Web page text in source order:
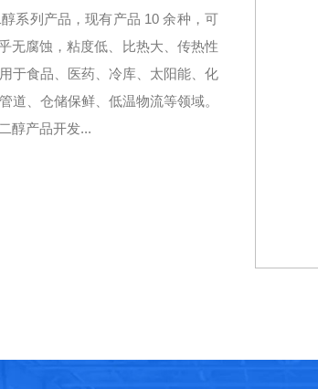
系列产品，现有产品 10 余种，可
无腐蚀，粘度低、比热大、传热性
于食品、医药、冷库、太阳能、化
道、仓储保鲜、低温物流等领域。
醇产品开发...